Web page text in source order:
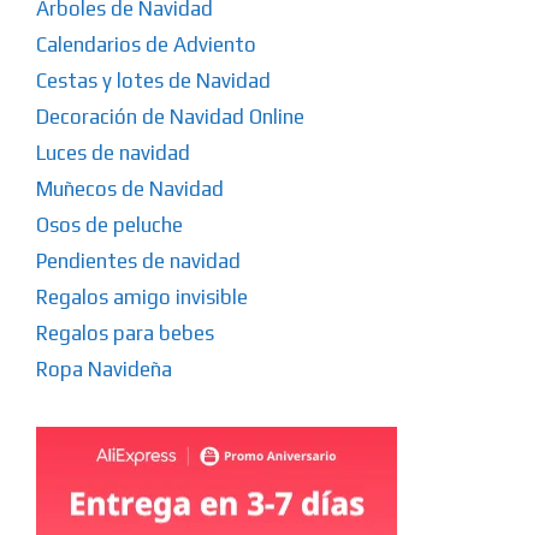
Arboles de Navidad
Calendarios de Adviento
Cestas y lotes de Navidad
Decoración de Navidad Online
Luces de navidad
Muñecos de Navidad
Osos de peluche
Pendientes de navidad
Regalos amigo invisible
Regalos para bebes
Ropa Navideña